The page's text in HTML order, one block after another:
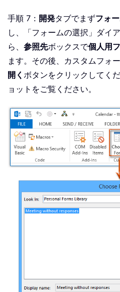
手順 7： 開発タブでまずフォ
し、「フォームの選択」ダイ
ら、 参照先ボックスで個人用
ます。その後、カスタムフォ
開く ボタンをクリックしてく
ョットをご覧ください。